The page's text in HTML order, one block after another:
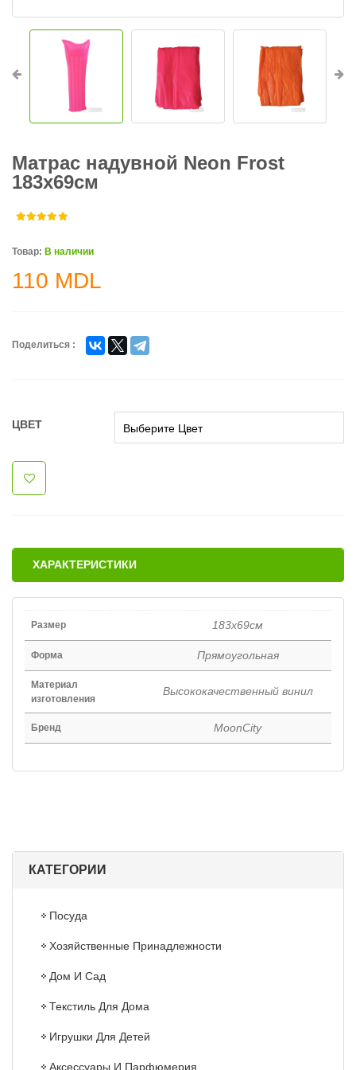
КАТЕГОРИИ
Посуда
Хозяйственные Принадлежности
Дом И Сад
Текстиль Для Дома
Игрушки Для Детей
Аксессуары И Парфюмерия
Матрас надувной Neon Frost
183х69см
Товар: В наличии
110 MDL
Поделиться :
ЦВЕТ
ХАРАКТЕРИСТИКИ
Размер 183х69см
Форма Прямоугольная
Материал
изготовления
Высококачественный винил
Бренд MoonCity